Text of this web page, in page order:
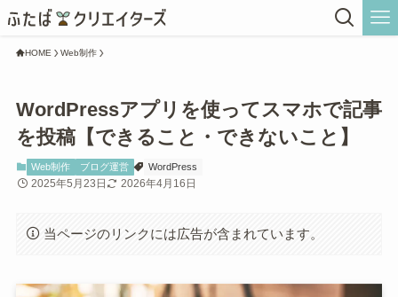
HOME Web制作
WordPressアプリを使ってスマホで記事
を投稿【できること・できないこと】
Web制作 ブログ運営 WordPress
2025年5月23日 2026年4月16日
当ページのリンクには広告が含まれています。